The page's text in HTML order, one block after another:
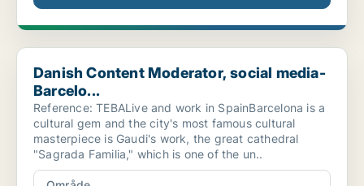
Danish Content Moderator, social media- Barcelo...
Danish Content Moderator, social media-
Barcelo...
Reference: TEBALive and work in SpainBarcelona is a
cultural gem and the city's most famous cultural
masterpiece is Gaudi's work, the great cathedral
"Sagrada Familia," which is one of the un..